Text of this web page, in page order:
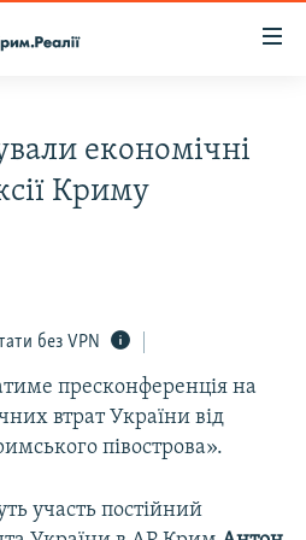
економічні
Криму
без VPN
пресконференція на
втрат України від
півострова».
участь постійний